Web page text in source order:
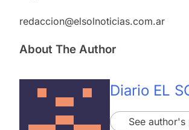
redaccion@elsolnoticias.com.ar
About The Author
Diario EL
See author's